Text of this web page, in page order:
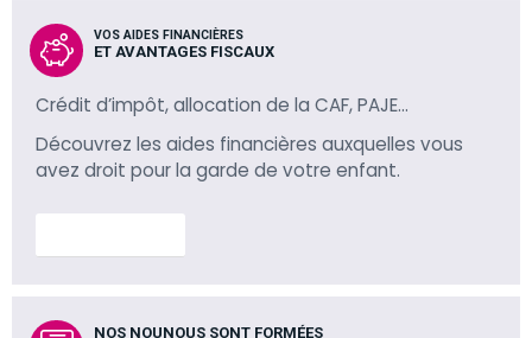
VOS AIDES FINANCIÈRES
ET AVANTAGES FISCAUX
Crédit d’impôt, allocation de la CAF, PAJE…
Découvrez les aides financières auxquelles vous
avez droit pour la garde de votre enfant.
NOS NOUNOUS SONT FORMÉES